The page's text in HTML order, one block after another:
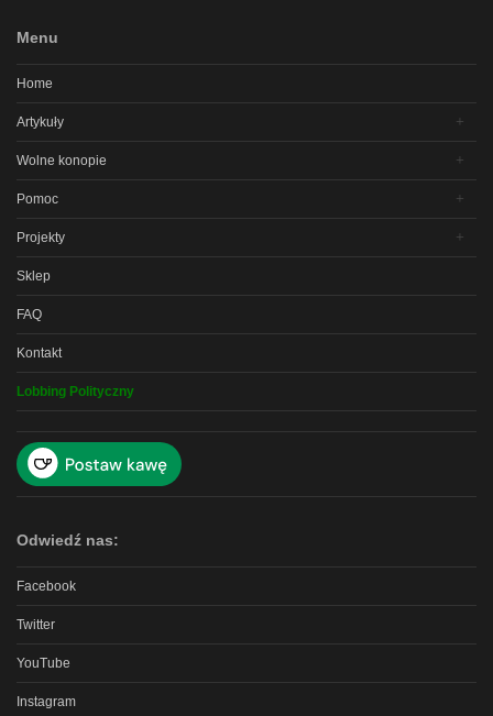
Menu
Home
Artykuły
Wolne konopie
Pomoc
Projekty
Sklep
FAQ
Kontakt
Lobbing Polityczny
Odwiedź nas:
Facebook
Twitter
YouTube
Instagram